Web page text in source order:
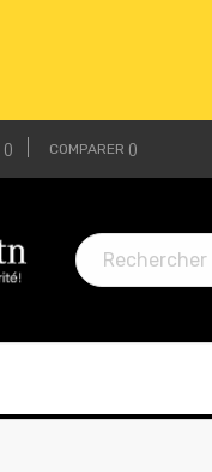
COMPARER